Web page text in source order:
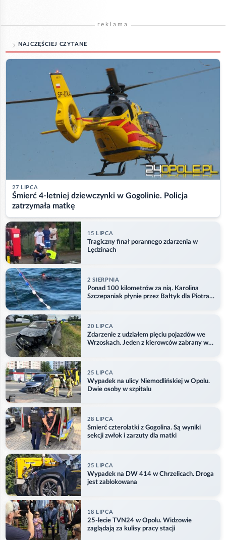
reklama
NAJCZĘŚCIEJ CZYTANE
27 LIPCA
Śmierć 4-letniej dziewczynki w Gogolinie. Policja
zatrzymała matkę
15 LIPCA
Tragiczny finał porannego zdarzenia w
Lędzinach
2 SIERPNIA
Ponad 100 kilometrów za nią. Karolina
Szczepaniak płynie przez Bałtyk dla Piotra.
20 LIPCA
Zdarzenie z udziałem pięciu pojazdów we
Wrzoskach. Jeden z kierowców zabrany w
25 LIPCA
Wypadek na ulicy Niemodlińskiej w Opolu.
Dwie osoby w szpitalu
28 LIPCA
Śmierć czterolatki z Gogolina. Są wyniki
sekcji zwłok i zarzuty dla matki
25 LIPCA
Wypadek na DW 414 w Chrzelicach. Droga
jest zablokowana
18 LIPCA
25-lecie TVN24 w Opolu. Widzowie
zaglądają za kulisy pracy stacji